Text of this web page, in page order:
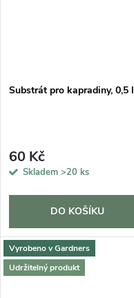
Substrát pro kapradiny, 0,5 l
60 Kč
Skladem >20 ks
DO KOŠÍKU
Vyrobeno v Gardners
Udržitelný produkt